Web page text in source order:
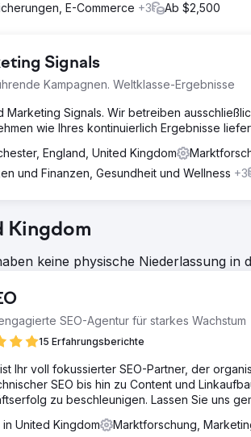
E-Commerce +3 Ab $2,500
Signals
Kampagnen. Weltklasse-Ergebnisse
Marketing Signals. Wir betreiben
wie Ihres kontinuierlich Ergebnisse
England, United Kingdom
und Finanzen, Gesundheit und Wellness +3
Kingdom
keine physische Niederlassung
SEO-Agentur für starkes Wachstum
15 Erfahrungsberichte
ist Ihr voll fokussierter SEO-Partner, der
SEO bis hin zu Content und
zu beschleunigen. Lassen Sie uns
in United Kingdom
Marktforschung,